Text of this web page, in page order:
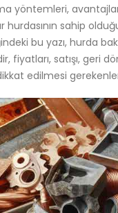
yöntemleri,
hurdasının sahip
bu yazı, hurda
fiyatları, satışı,
edilmesi